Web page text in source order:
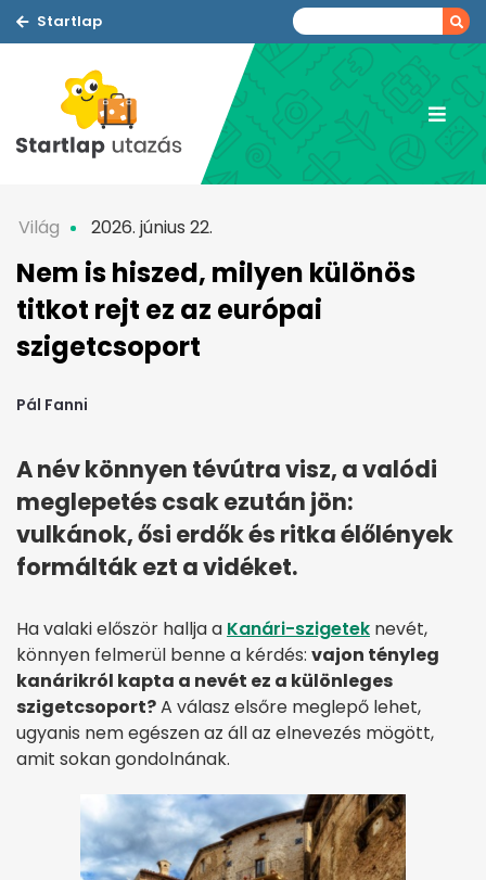
Startlap
Világ 2026. június 22.
Nem is hiszed, milyen különös
titkot rejt ez az európai
szigetcsoport
Pál Fanni
A név könnyen tévútra visz, a valódi
meglepetés csak ezután jön:
vulkánok, ősi erdők és ritka élőlények
formálták ezt a vidéket.
Ha valaki először hallja a Kanári-szigetek nevét,
könnyen felmerül benne a kérdés: vajon tényleg
kanárikról kapta a nevét ez a különleges
szigetcsoport?A válasz elsőre meglepő lehet,
ugyanis nem egészen az áll az elnevezés mögött,
amit sokan gondolnának.